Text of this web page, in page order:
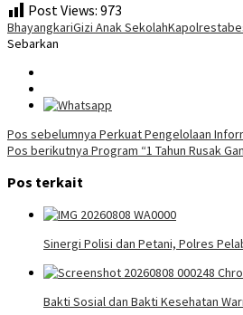
Post Views: 973
BhayangkariGizi Anak Sekolah
Sebarkan
Navigasi
pos
Pos sebelumnya Perkuat Pengelolaan
Pos berikutnya Program “1 Tahun Rusak
Pos terkait
Sinergi Polisi dan Petani, Polres
Bakti Sosial dan Bakti Kesehatan